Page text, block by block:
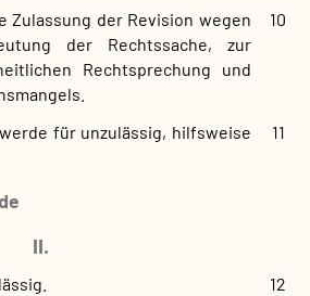
10
Zulassung der Revision wegen
der Rechtssache, zur
Rechtsprechung und
11
für unzulässig, hilfsweise
II.
12